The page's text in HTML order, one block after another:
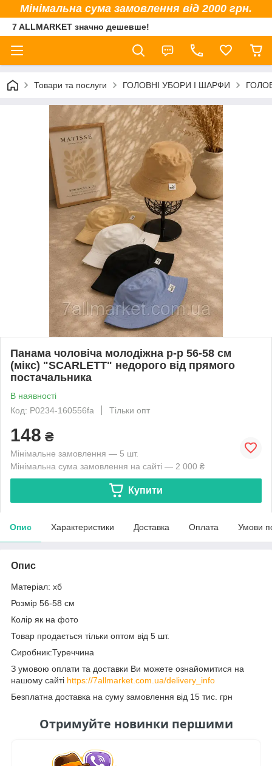
Мінімальна сума замовлення від 2000 грн.
7 ALLMARKET значно дешевше!
Товари та послуги ГОЛОВНІ УБОРИ І ШАРФИ
Панама чоловіча молодіжна р-р 56-58 см
(мікс) "SCARLETT" недорого від прямого
постачальника
В наявності
Код: P0234-160556fa
Тільки опт
148 ₴
Мінімальне замовлення — 5 шт.
Мінімальна сума замовлення на сайті — 2 000 ₴
Купити
Опис Характеристики Доставка Оплата Умови
Опис
Матеріал: хб
Розмір 56-58 см
Колір як на фото
Товар продається тільки оптом від 5 шт.
Сиробник:Туреччина
З умовою оплати та доставки Ви можете ознайомитися на
нашому сайті https://7allmarket.com.ua/delivery_info
Безплатна доставка на суму замовлення від 15 тис. грн
Отримуйте новинки першими